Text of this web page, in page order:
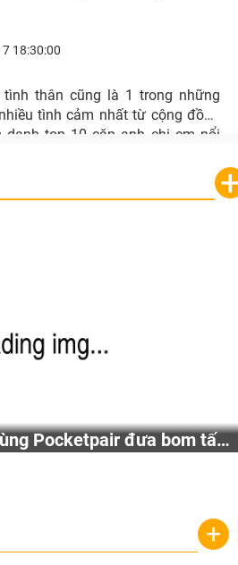
18:30:00
thân cũng là 1 trong những
tình cảm nhất từ cộng đồng
danh top 10 cặp anh chị em nổi
Pocketpair đưa bom tấn
thức từ công ty game Nhật Bản
+